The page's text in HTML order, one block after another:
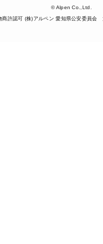
© Alpen Co.,Ltd.
商許認可 (株)アルペン 愛知県公安委員